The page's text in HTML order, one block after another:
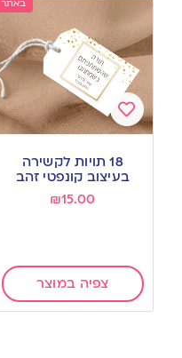
באתר
Add
to
wishlist
18 תויות לקשירה
בעיצוב קונפטי זהב
₪15.00
צפיה במוצר